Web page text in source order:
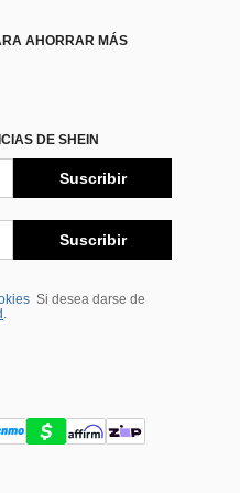
AHORRAR MÁS
DE SHEIN
Suscribir
Suscribir
Si desea darse de
.